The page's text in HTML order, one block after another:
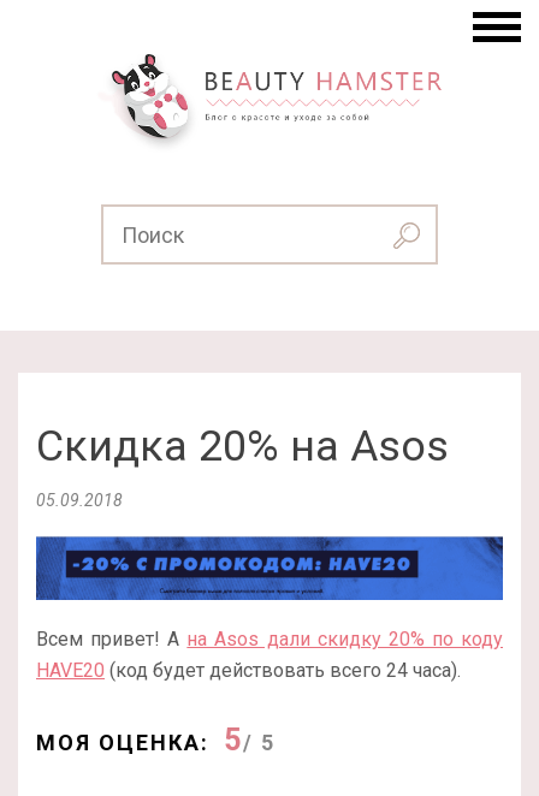
Скидка 20% на Asos
05.09.2018
Всем привет! А на Asos дали скидку 20% по коду
HAVE20 (код будет действовать всего 24 часа).
МОЯ ОЦЕНКА: 5/ 5